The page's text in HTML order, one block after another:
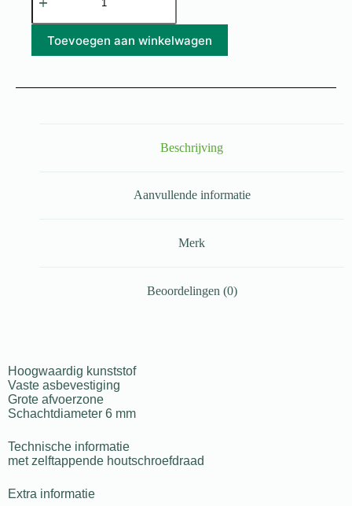
Toevoegen aan winkelwagen
Beschrijving
Aanvullende informatie
Merk
Beoordelingen (0)
Hoogwaardig kunststof
Vaste asbevestiging
Grote afvoerzone
Schachtdiameter 6 mm
Technische informatie
met zelftappende houtschroefdraad
Extra informatie